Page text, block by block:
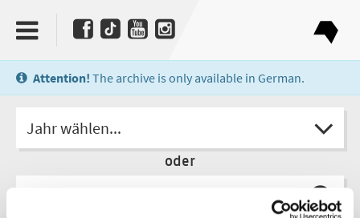
Attention! The archive is only available in German.
Jahr wählen...
oder